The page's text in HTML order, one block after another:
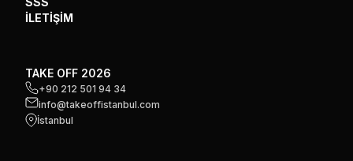
İLETİŞİM
TAKE OFF 2026
+90 212 501 94 34
info@takeoffistanbul.com
İstanbul